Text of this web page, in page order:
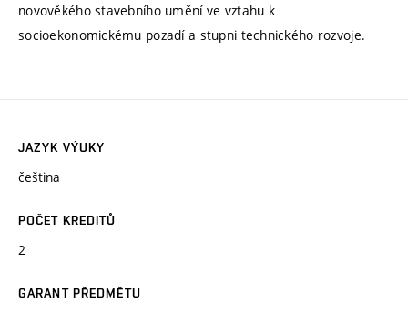
novověkého stavebního umění ve vztahu k
socioekonomickému pozadí a stupni technického rozvoje.
JAZYK VÝUKY
čeština
POČET KREDITŮ
2
GARANT PŘEDMĚTU